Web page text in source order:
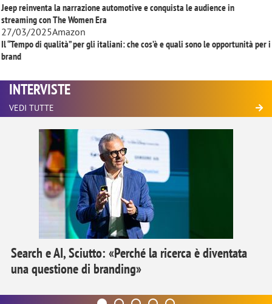
Jeep reinventa la narrazione automotive e conquista le audience in
streaming conThe Women Era
27/03/2025Amazon
Il “Tempo di qualità” per gli italiani: che cos’è e quali sono le opportunità per i
brand
INTERVISTE
VEDI TUTTE
Search e AI, Sciutto: «Perché la ricerca è diventata
una questione di branding»